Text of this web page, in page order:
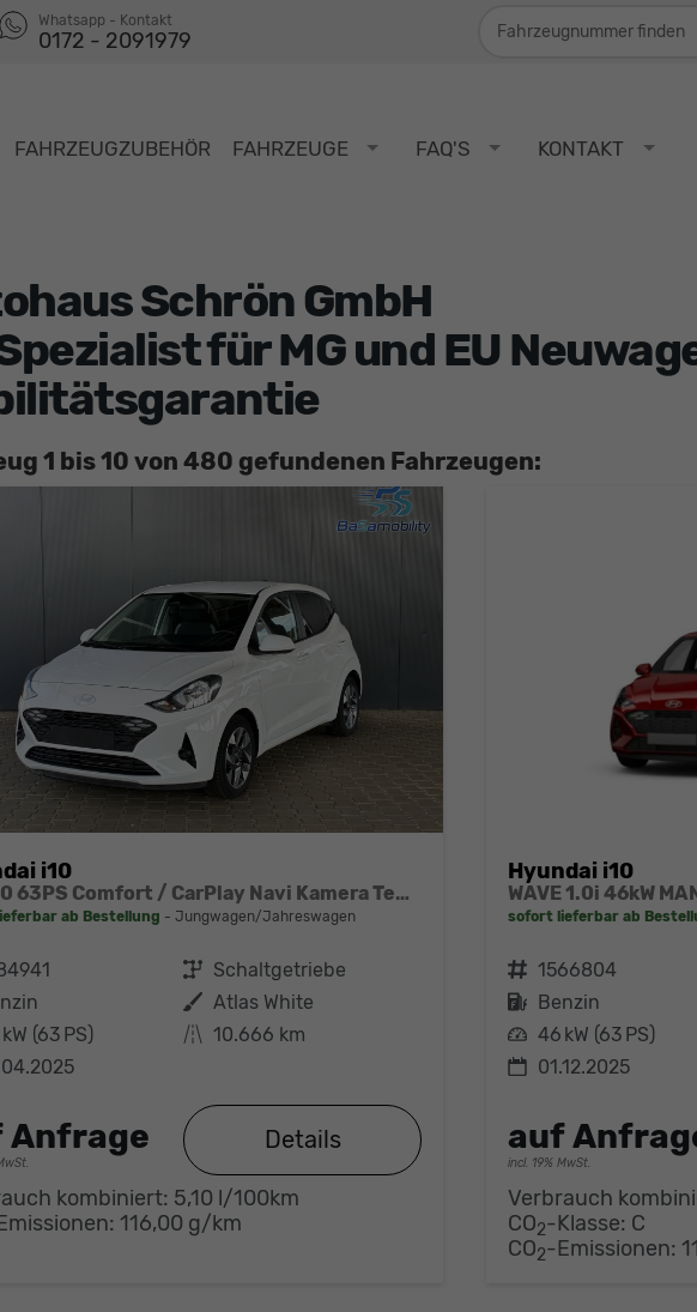
Whatsapp - Kontakt
0172 - 2091979
FAHRZEUGZUBEHÖR FAHRZEUGE FAQ'S KONTAKT
Schrön GmbH
für MG und EU
1 bis 10 von 480 gefundenen Fahrzeugen:
i10
MPI 1.0 63PS Comfort / CarPlay Navi Kamera Tempomat Alu 15''
ab Bestellung Jungwagen/Jahreswagen
Getriebe Schaltgetriebe
Außenfarbe Atlas White
(63 PS) Kilometerstand 10.666 km
Anfrage Details
kombiniert: 5,10 l/100km
116,00 g/km
Hyundai i10
WAVE 1.0i 46kW
sofort lieferbar ab
Fahrzeugnr. 1566804
Kraftstoff Benzin
Leistung 46 kW (63 PS)
01.12.2025
auf
incl. 19% MwSt.
Verbrauch
CO2-Klasse: C
CO2-Emissionen: